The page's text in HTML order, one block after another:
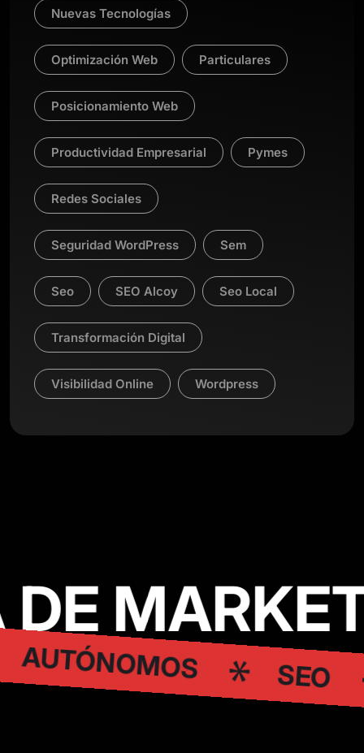
Nuevas Tecnologías
Optimización Web Particulares
Posicionamiento Web
Productividad Empresarial Pymes
Redes Sociales
Seguridad WordPress Sem
Seo SEO Alcoy Seo Local
Transformación Digital
Visibilidad Online Wordpress
AUTÓNOMOS SEO